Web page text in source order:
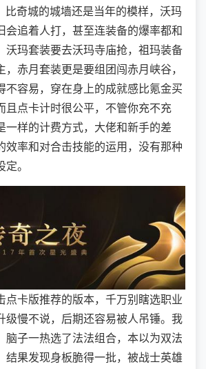
比奇城的城墙还是当年的模样，沃玛
会追着人打，甚至连装备的爆率都和
沃玛套装要去沃玛寺庙抢，祖玛装备
赤月套装更是要组团闯赤月峡谷，
不容易，穿在身上的成就感比氪金买
且点卡计时很公平，不管你充不充
一样的计费方式，大佬和新手的差
效率和对合击技能的运用，没有那种
。
点卡版推荐的版本，千万别瞎选职业
级慢不说，后期还容易被人吊锤。我
脑子一热选了法法组合，本以为双法
结果发现身板脆得一批，被战士英雄